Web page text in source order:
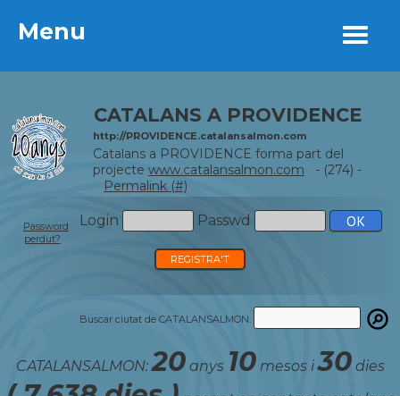
Menu
CATALANS A PROVIDENCE
http://PROVIDENCE.catalansalmon.com
Catalans a PROVIDENCE forma part del
projecte www.catalansalmon.com - (274) -
Permalink (#)
Login Passwd
Password
perdut?
REGISTRA'T
Buscar ciutat de CATALANSALMON:
CATALANSALMON:20anys 10mesos i30dies
Menu